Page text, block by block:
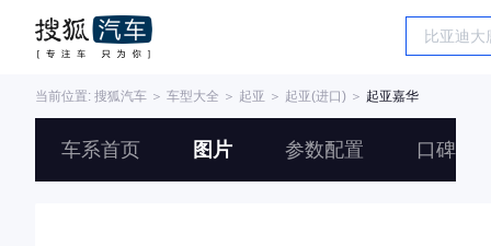
当前位置: 搜狐汽车 ＞ 车型大全 ＞ 起亚 ＞ 起亚(进口) ＞ 起亚嘉华
车系首页 图片 参数配置 口碑